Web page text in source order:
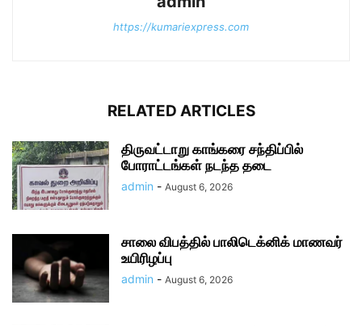
https://kumariexpress.com
RELATED ARTICLES
திருவட்டாறு காங்கரை சந்திப்பில்
போராட்டங்கள் நடந்த தடை
admin - August 6, 2026
சாலை விபத்தில் பாலிடெக்னிக் மாணவர்
உயிரிழப்பு
admin - August 6, 2026